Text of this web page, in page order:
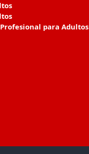
para Adultos